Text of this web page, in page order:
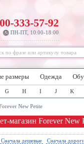
333-57-92
ПН-ПТ, 10:00-18:00
размеры Одежда
G H I J K
New Petite
магазин Forever New
Сначала дешевые Сначала